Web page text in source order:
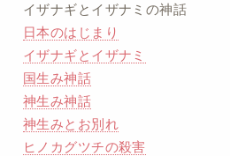
イザナギとイザナミの神話
日本のはじまり
イザナギとイザナミ
国生み神話
神生み神話
神生みとお別れ
ヒノカグツチの殺害